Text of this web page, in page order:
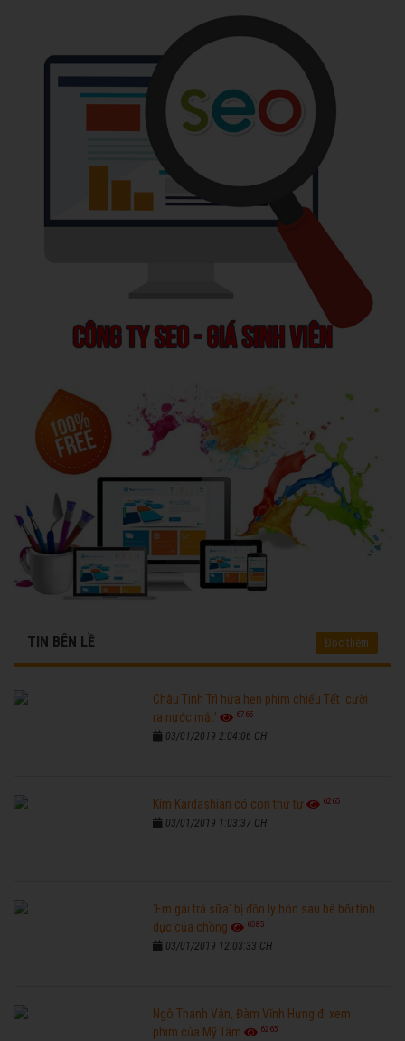
TIN BÊN LỀ Đọc thêm
Châu Tinh Trì hứa hẹn phim chiếu Tết 'cười
ra nước mắt'
6765
03/01/2019 2:04:06 CH
Kim Kardashian có con thứ tư 6265
03/01/2019 1:03:37 CH
'Em gái trà sữa' bị đồn ly hôn sau bê bối tình
dục của chồng
6585
03/01/2019 12:03:33 CH
Ngô Thanh Vân, Đàm Vĩnh Hưng đi xem
phim của Mỹ Tâm
6265